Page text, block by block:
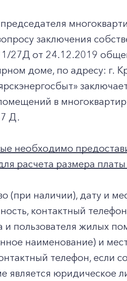
заключения
27Д от 24.12.2019
доме, по адресу: г.
в
Д.
необходимо
расчета размера
(при наличии), дату и
контактный
и пользователя жилых
наименование) и
телефон, если
является юридическое